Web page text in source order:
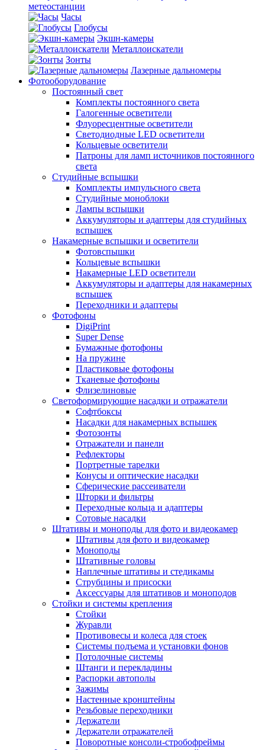
метеостанции
Часы
Глобусы
Экшн-камеры
Металлоискатели
Зонты
Лазерные дальномеры
Фотооборудование
Постоянный свет
Комплекты постоянного света
Галогенные осветители
Флуоресцентные осветители
Светодиодные LED осветители
Кольцевые осветители
Патроны для ламп источников постоянного
света
Студийные вспышки
Комплекты импульсного света
Студийные моноблоки
Лампы вспышки
Аккумуляторы и адаптеры для студийных
вспышек
Накамерные вспышки и осветители
Фотовспышки
Кольцевые вспышки
Накамерные LED осветители
Аккумуляторы и адаптеры для накамерных
вспышек
Переходники и адаптеры
Фотофоны
DigiPrint
Super Dense
Бумажные фотофоны
На пружине
Пластиковые фотофоны
Тканевые фотофоны
Флизелиновые
Светоформирующие насадки и отражатели
Софтбоксы
Насадки для накамерных вспышек
Фотозонты
Отражатели и панели
Рефлекторы
Портретные тарелки
Конусы и оптические насадки
Сферические рассеиватели
Шторки и фильтры
Переходные кольца и адаптеры
Сотовые насадки
Штативы и моноподы для фото и видеокамер
Штативы для фото и видеокамер
Моноподы
Штативные головы
Наплечные штативы и стедикамы
Струбцины и присоски
Аксессуары для штативов и моноподов
Стойки и системы крепления
Стойки
Журавли
Противовесы и колеса для стоек
Системы подъема и установки фонов
Потолочные системы
Штанги и перекладины
Распорки автополы
Зажимы
Настенные кронштейны
Резьбовые переходники
Держатели
Держатели отражателей
Поворотные консоли-стробофреймы